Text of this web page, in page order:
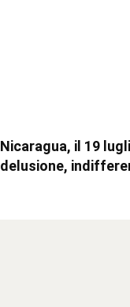
Nicaragua, il 19
delusione,